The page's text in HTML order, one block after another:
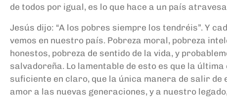
de todos por igual, es lo que hace a un país
Jesús dijo: “A los pobres siempre los tendréis”. Y
vemos en nuestro país. Pobreza moral, pobreza
honestos, pobreza de sentido de la vida, y
salvadoreña. Lo lamentable de esto es que la
suficiente en claro, que la única manera de salir de
amor a las nuevas generaciones, y a nuestro